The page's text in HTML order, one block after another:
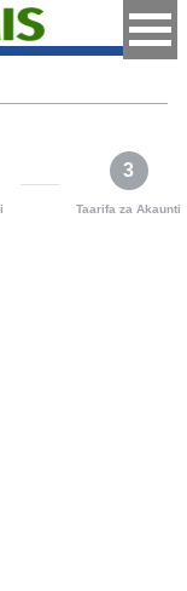
3
Taarifa za Akaunti